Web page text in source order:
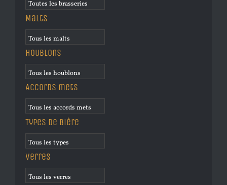
Malts
Houblons
Accords mets
Types de bière
Verres